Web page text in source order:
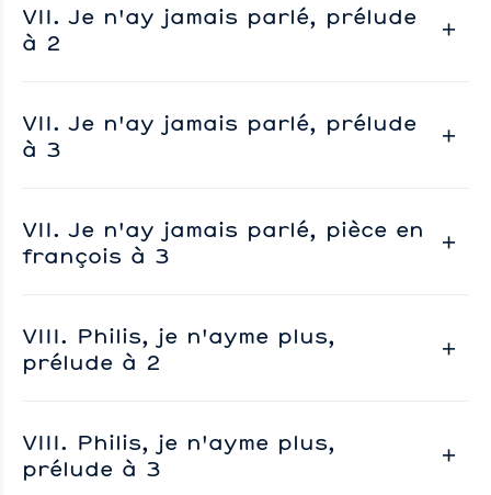
VII. Je n'ay jamais parlé, prélude
à 2
VII. Je n'ay jamais parlé, prélude
à 3
VII. Je n'ay jamais parlé, pièce en
françois à 3
VIII. Philis, je n'ayme plus,
prélude à 2
VIII. Philis, je n'ayme plus,
prélude à 3